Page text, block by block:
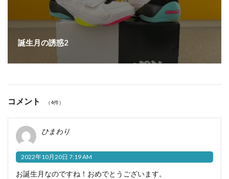
誕生月の誘惑2
コメント （4件）
ひまわり
2022年10月20日 7:19 AM
お誕生月なのですね！おめでとうございます。